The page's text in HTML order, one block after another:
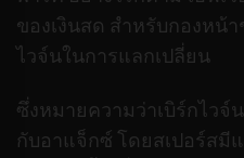
ของเงินสด สําหรับกองหน้
ไวจ์นในการแลกเปลี่ยน
ซึ่งหมายความว่าเบิร์กไว
กับอาแจ็กซ์ โดยสเปอร์สมี